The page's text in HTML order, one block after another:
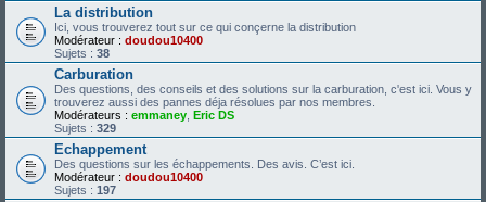
La distribution
Ici, vous trouverez tout sur ce qui conçerne la distribution
Modérateur : doudou10400
Sujets : 38
Carburation
Des questions, des conseils et des solutions sur la carburation, c'est ici. Vous y
trouverez aussi des pannes déja résolues par nos membres.
Modérateurs : emmaney Eric DS
Sujets : 329
Echappement
Des questions sur les échappements. Des avis. C’est ici.
Modérateur : doudou10400
Sujets : 197